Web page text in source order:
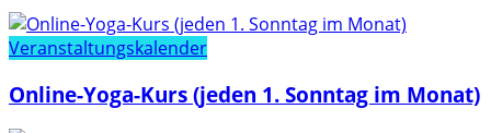
Veranstaltungskalender
Online-Yoga-Kurs (jeden 1. Sonntag im Monat)